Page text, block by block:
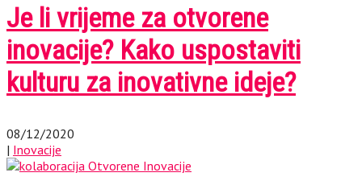
Je li vrijeme za otvorene
inovacije? Kako uspostaviti
kulturu za inovativne ideje?
08/12/2020
| Inovacije